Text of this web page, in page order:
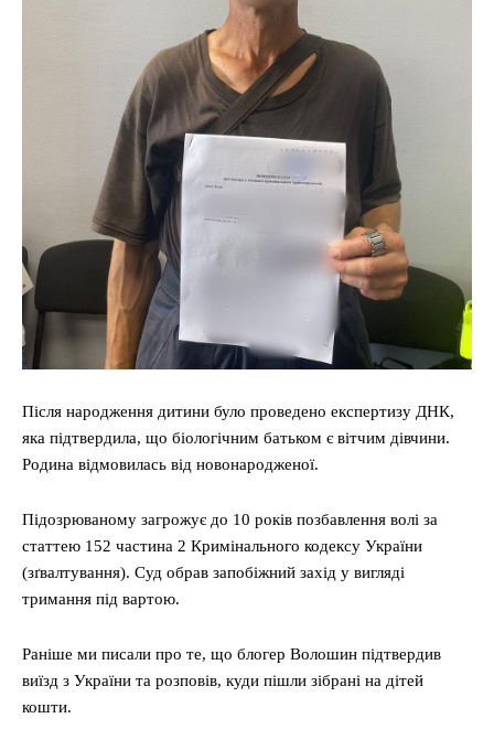
Після народження дитини було проведено експертизу ДНК,
яка підтвердила, що біологічним батьком є вітчим дівчини.
Родина відмовилась від новонародженої.
Підозрюваному загрожує до 10 років позбавлення волі за
статтею 152 частина 2 Кримінального кодексу України
(зґвалтування). Суд обрав запобіжний захід у вигляді
тримання під вартою.
Раніше ми писали про те, що блогер Волошин підтвердив
виїзд з України та розповів, куди пішли зібрані на дітей
кошти.